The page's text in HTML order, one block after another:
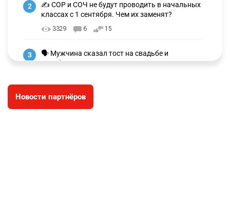
2
✍️ СОР и СОЧ не будут проводить в начальных
классах с 1 сентября. Чем их заменят?
3329 6 15
3
🗣 Мужчина сказал тост на свадьбе и
заработал уголовное дело
🐏 Скота больше, а мясо дороже. Почему в
Казахстане продолжают расти цены на
Новости партнёров